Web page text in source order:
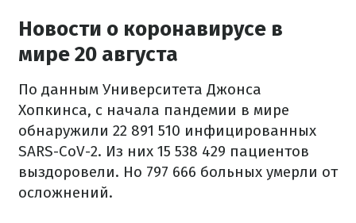
Новости о коронавирусе в
мире 20 августа
По данным Университета Джонса
Хопкинса, с начала пандемии в мире
обнаружили 22 891 510 инфицированных
SARS-CoV-2. Из них 15 538 429 пациентов
выздоровели. Но 797 666 больных умерли от
осложнений.